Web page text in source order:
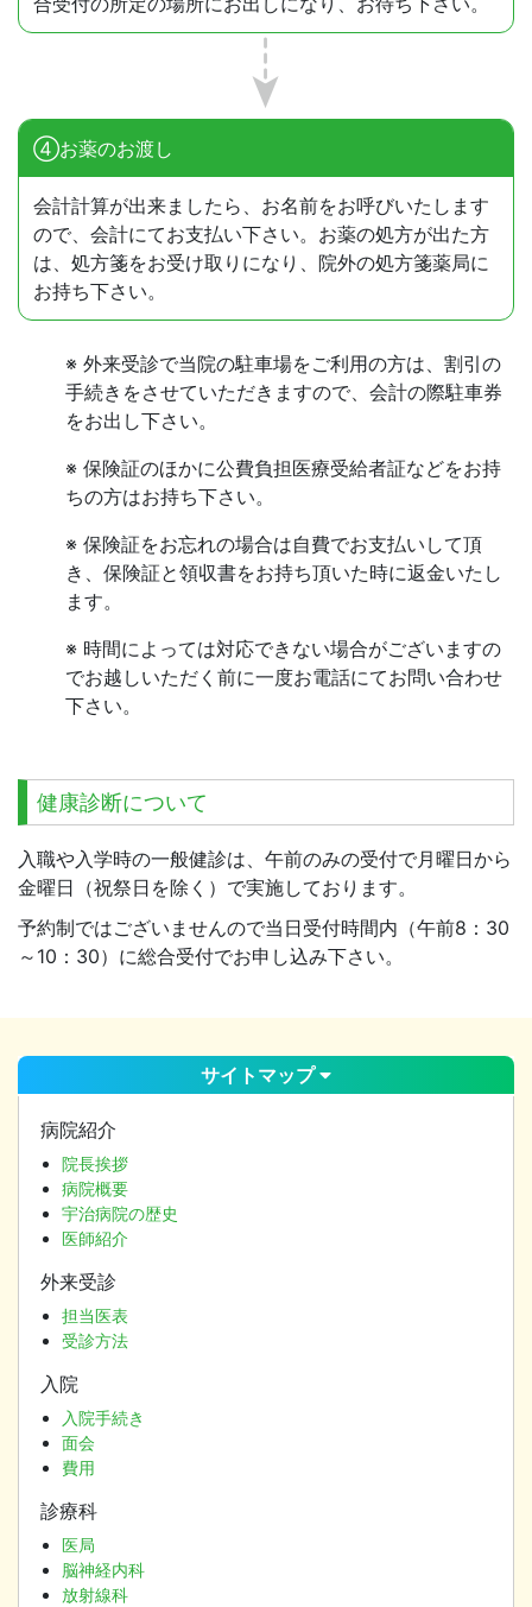
④お薬のお渡し
会計計算が出来ましたら、お名前をお呼びいたします
ので、会計にてお支払い下さい。お薬の処方が出た方
は、処方箋をお受け取りになり、院外の処方箋薬局に
お持ち下さい。
※ 外来受診で当院の駐車場をご利用の方は、割引の
手続きをさせていただきますので、会計の際駐車券
をお出し下さい。
※ 保険証のほかに公費負担医療受給者証などをお持
ちの方はお持ち下さい。
※ 保険証をお忘れの場合は自費でお支払いして頂
き、保険証と領収書をお持ち頂いた時に返金いたし
ます。
※ 時間によっては対応できない場合がございますの
でお越しいただく前に一度お電話にてお問い合わせ
下さい。
健康診断について
入職や入学時の一般健診は、午前のみの受付で月曜日から
金曜日（祝祭日を除く）で実施しております。
予約制ではございませんので当日受付時間内（午前8：30
～10：30）に総合受付でお申し込み下さい。
サイトマップ
病院紹介
院長挨拶
病院概要
宇治病院の歴史
医師紹介
外来受診
担当医表
受診方法
入院
入院手続き
面会
費用
診療科
医局
脳神経内科
放射線科